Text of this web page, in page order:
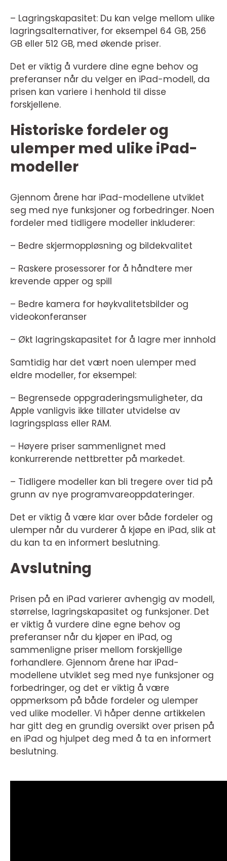
– Lagringskapasitet: Du kan velge mellom ulike
lagringsalternativer, for eksempel 64 GB, 256
GB eller 512 GB, med økende priser.
Det er viktig å vurdere dine egne behov og
preferanser når du velger en iPad-modell, da
prisen kan variere i henhold til disse
forskjellene.
Historiske fordeler og
ulemper med ulike iPad-
modeller
Gjennom årene har iPad-modellene utviklet
seg med nye funksjoner og forbedringer. Noen
fordeler med tidligere modeller inkluderer:
– Bedre skjermoppløsning og bildekvalitet
– Raskere prosessorer for å håndtere mer
krevende apper og spill
– Bedre kamera for høykvalitetsbilder og
videokonferanser
– Økt lagringskapasitet for å lagre mer innhold
Samtidig har det vært noen ulemper med
eldre modeller, for eksempel:
– Begrensede oppgraderingsmuligheter, da
Apple vanligvis ikke tillater utvidelse av
lagringsplass eller RAM.
– Høyere priser sammenlignet med
konkurrerende nettbretter på markedet.
– Tidligere modeller kan bli tregere over tid på
grunn av nye programvareoppdateringer.
Det er viktig å være klar over både fordeler og
ulemper når du vurderer å kjøpe en iPad, slik at
du kan ta en informert beslutning.
Avslutning
Prisen på en iPad varierer avhengig av modell,
størrelse, lagringskapasitet og funksjoner. Det
er viktig å vurdere dine egne behov og
preferanser når du kjøper en iPad, og
sammenligne priser mellom forskjellige
forhandlere. Gjennom årene har iPad-
modellene utviklet seg med nye funksjoner og
forbedringer, og det er viktig å være
oppmerksom på både fordeler og ulemper
ved ulike modeller. Vi håper denne artikkelen
har gitt deg en grundig oversikt over prisen på
en iPad og hjulpet deg med å ta en informert
beslutning.